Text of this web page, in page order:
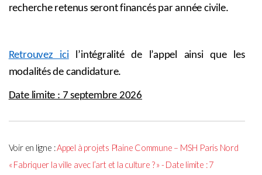
recherche retenus seront financés par année civile.
Retrouvez icil’intégralité de l’appel ainsi que les
modalités de candidature.
Date limite : 7 septembre 2026
Voir en ligne :Appel à projets Plaine Commune – MSH Paris Nord
« Fabriquer la ville avec l’art et la culture ? » - Date limite : 7